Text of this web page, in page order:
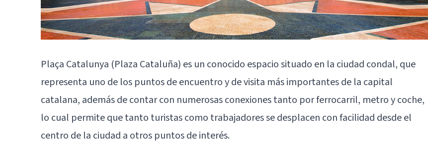
Plaça Catalunya (Plaza Cataluña) es un conocido espacio situado en la ciudad condal, que
representa uno de los puntos de encuentro y de visita más importantes de la capital
catalana, además de contar con numerosas conexiones tanto por ferrocarril, metro y coche,
lo cual permite que tanto turistas como trabajadores se desplacen con facilidad desde el
centro de la ciudad a otros puntos de interés.